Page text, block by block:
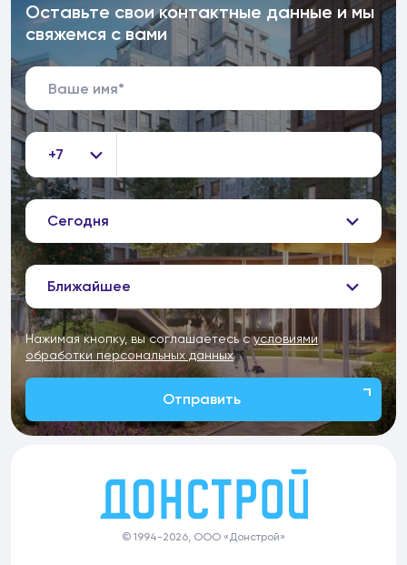
Оставьте свои контактные данные и мы
свяжемся с вами
+7
Сегодня
Ближайшее
Нажимая кнопку, вы соглашаетесь сусловиями
обработки персональных данных
Отправить
© 1994-2026, ООО «Донстрой»